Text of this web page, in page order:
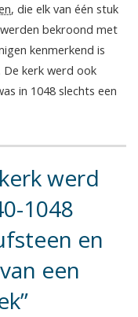
, die elk van één stuk
bekroond met
kenmerkend is
kerk werd ook
in 1048 slechts een
werd
1048
en
een